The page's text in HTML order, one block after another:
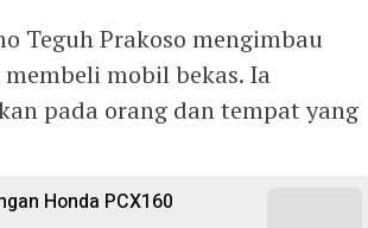
Teguh Prakoso mengimbau
mobil bekas. Ia
pada orang dan tempat yang
Honda PCX160